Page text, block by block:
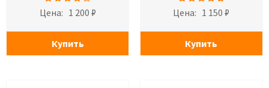
Цена: 1 200 ₽
Купить
Цена: 1 150 ₽
Купить